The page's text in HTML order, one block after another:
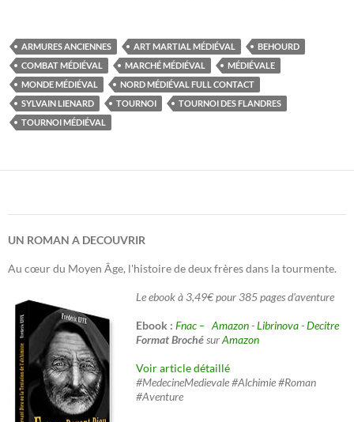
ARMURES ANCIENNES ART MARTIAL MÉDIÉVAL
BEHOURD
COMBAT MÉDIÉVAL
MARCHÉ MÉDIÉVAL
MÉDIÉVALE
MONDE MÉDIÉVAL
NORD MÉDIÉVAL FULL CONTACT
SYLVAIN LIENARD
TOURNOI
TOURNOI DES FLANDRES
TOURNOI MÉDIÉVAL
UN ROMAN A DECOUVRIR
Au cœur du Moyen Âge, l'histoire de deux frères dans la tourmente.
Le ebook à 3,49€ pour 385 pages d'aventure
Ebook : Fnac – Amazon-Librinova-Decitre
Format BrochésurAmazon
Voir article détaillé
#MedecineMedievale #Alchimie #Roman
#Aventure